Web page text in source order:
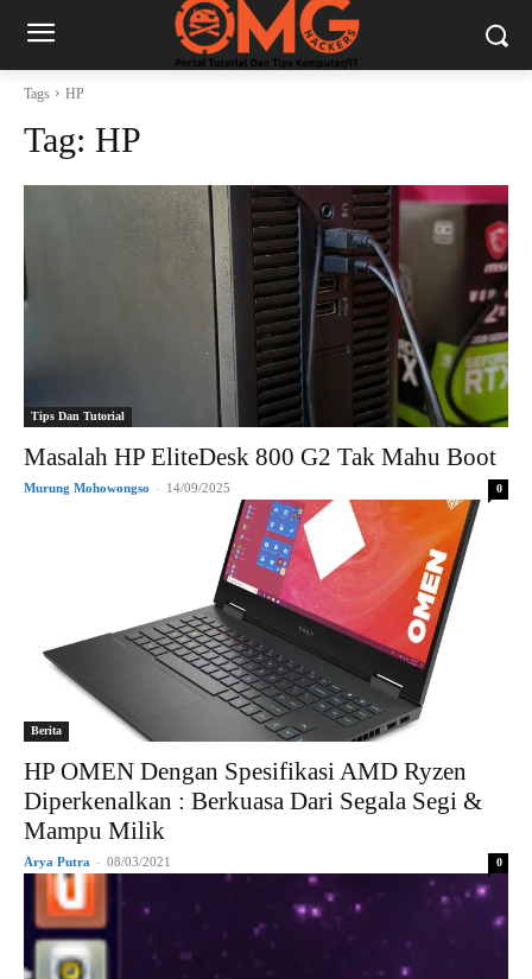
Tags HP
Tag: HP
Tips Dan Tutorial
Masalah HP EliteDesk 800 G2 Tak Mahu Boot
Murung Mohowongso - 14/09/2025 0
Berita
HP OMEN Dengan Spesifikasi AMD Ryzen
Diperkenalkan : Berkuasa Dari Segala Segi &
Mampu Milik
Arya Putra - 08/03/2021 0